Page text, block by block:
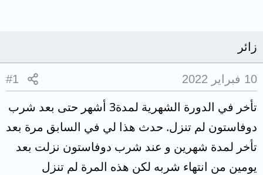
زائر
10 فبراير 2022 #1
تأخر في الدورة الشهرية لمدة3 أشهر حتى بعد شرب
دوفاستون لم تنزل. حدث هذا لي في السابق مرة بعد
تأخر لمدة شهرين و عند شرب دوفاستون نزلت بعد
يومين من انتهاء شربه لكن هذه المرة لم تنزل